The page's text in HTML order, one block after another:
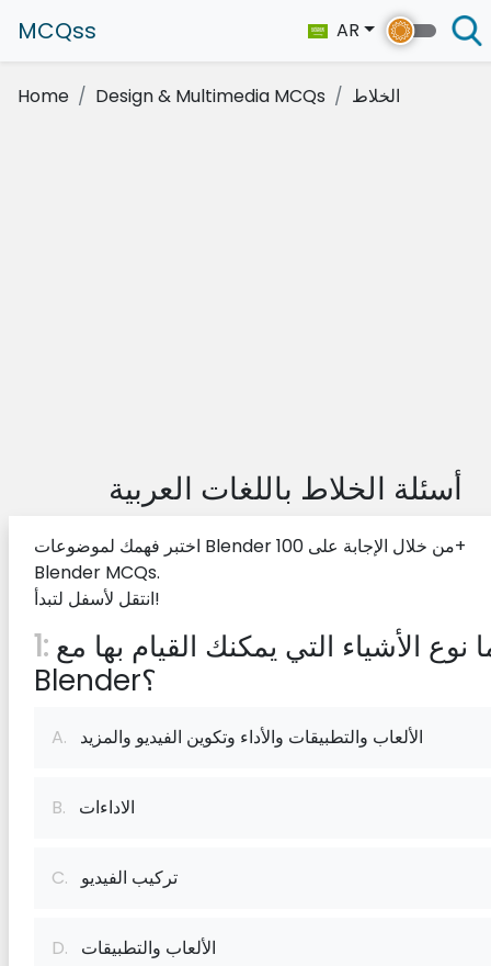
MCQss AR
Home Design & Multimedia MCQs الخلاط
أسئلة الخلاط باللغات العربية
اختبر فهمك لموضوعات Blender من خلال الإجابة على 100+
Blender MCQs.
انتقل لأسفل لتبدأ!
1:
Blender؟
A. الألعاب والتطبيقات والأداء وتكوين الفيديو والمزيد
B. الاداءات
C. تركيب الفيديو
D. الألعاب والتطبيقات